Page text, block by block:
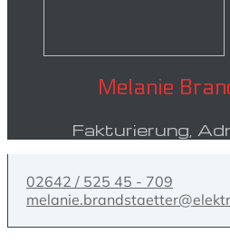
Melanie
Fakturierung,
02642 / 525 45 - 709